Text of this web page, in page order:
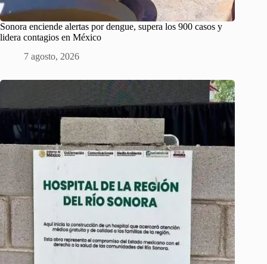
Sonora enciende alertas por dengue, supera los 900 casos y
lidera contagios en México
7 agosto, 2026